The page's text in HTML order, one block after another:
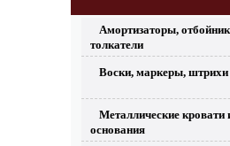
Амортизаторы,
толкатели
Воски, маркеры, штрихи
Металлические кровати
основания